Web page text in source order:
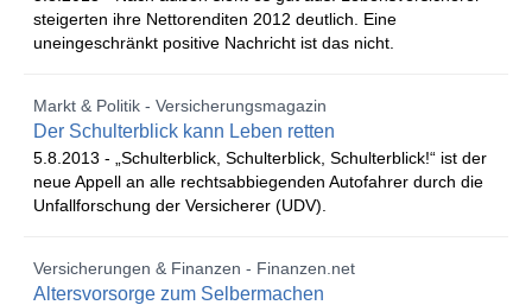
steigerten ihre Nettorenditen 2012 deutlich. Eine
uneingeschränkt positive Nachricht ist das nicht.
Markt & Politik - Versicherungsmagazin
Der Schulterblick kann Leben retten
5.8.2013 -
„Schulterblick, Schulterblick, Schulterblick!“ ist der
neue Appell an alle rechtsabbiegenden Autofahrer durch die
Unfallforschung der Versicherer (UDV).
Versicherungen & Finanzen - Finanzen.net
Altersvorsorge zum Selbermachen